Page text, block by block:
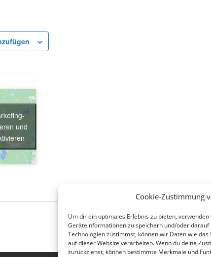
Cookie-Zustimmung
Um dir ein optimales Erlebnis zu bieten,
Geräteinformationen zu speichern und/oder darauf
Technologien zustimmst, können wir Daten wie
auf dieser Website verarbeiten. Wenn du deine
zurückziehst, können bestimmte Merkmale und
und
„Entmüllen befreit: Gegen das